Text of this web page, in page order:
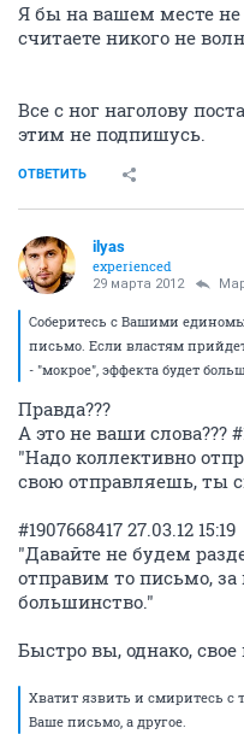
Я бы на вашем месте не
считаете никого не
Все с ног наголову
этим не подпишусь.
ОТВЕТИТЬ
ilyas
experienced
29 марта 2012
Соберитесь с Вашими
письмо. Если властям прийдет
- "мокрое", эффекта будет
Правда???
А это не ваши слова???
"Надо коллективно
свою отправляешь, ты
#1907668417 27.03.12 15:19
"Давайте не будем
отправим то письмо, за
большинство."
Быстро вы, однако,
Хватит язвить и смиритесь с
Ваше письмо, а другое.